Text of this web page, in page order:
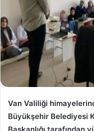
Van Valiliği
Büyükşehir Belediyesi